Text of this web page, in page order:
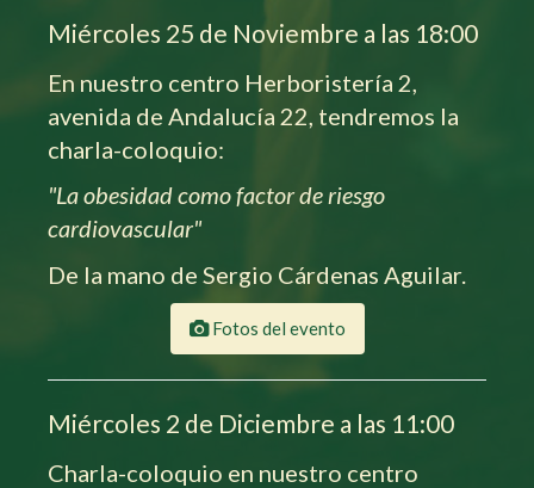
Miércoles 25 de Noviembre a las 18:00
En nuestro centro Herboristería 2,
avenida de Andalucía 22, tendremos la
charla-coloquio:
"La obesidad como factor de riesgo
cardiovascular"
De la mano de Sergio Cárdenas Aguilar.
Fotos del evento
Miércoles 2 de Diciembre a las 11:00
Charla-coloquio en nuestro centro